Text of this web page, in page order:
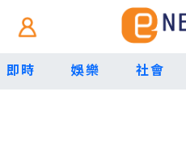
即時 娛樂 社會